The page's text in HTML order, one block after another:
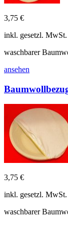
3,75 €
inkl. gesetzl. MwSt.
waschbarer
ansehen
3,75 €
inkl. gesetzl. MwSt.
waschbarer